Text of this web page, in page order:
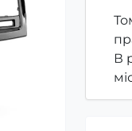
В